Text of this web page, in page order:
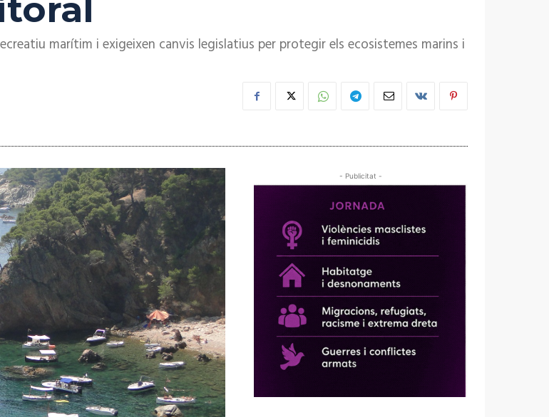
marítim i exigeixen canvis legislatius per protegir els ecosistemes marins i
- Publicitat -